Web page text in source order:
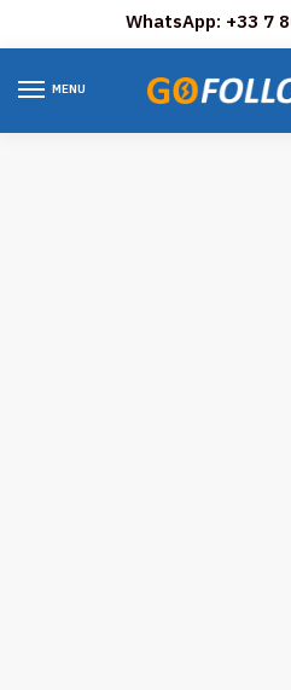
WhatsApp: +33 7
MENU